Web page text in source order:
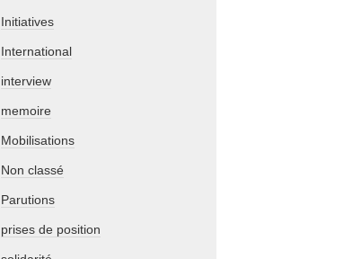
Initiatives
International
interview
memoire
Mobilisations
Non classé
Parutions
prises de position